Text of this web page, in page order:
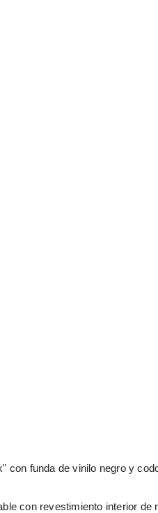
con funda de vinilo negro y
con revestimiento interior de